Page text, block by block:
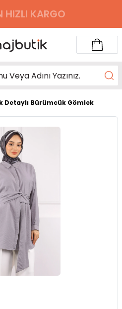
HIZLI KARGO
Detaylı Bürümcük Gömlek